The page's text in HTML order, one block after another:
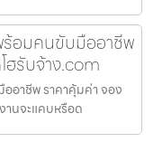
ร้อมคนขับมืออาชีพ
รับจ้าง.com
ออาชีพ ราคาคุ้มค่า จอง
านจะแคบหรือด